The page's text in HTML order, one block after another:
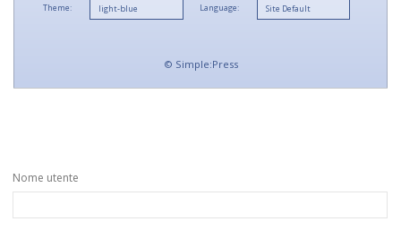
Theme: Language:
© Simple:Press
Nome utente